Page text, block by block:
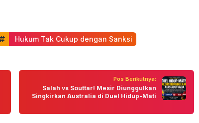
Hukum Tak Cukup dengan Sanksi
Pos Berikutnya:
Salah vs Souttar! Mesir Diunggulkan
Singkirkan Australia di Duel Hidup-Mati